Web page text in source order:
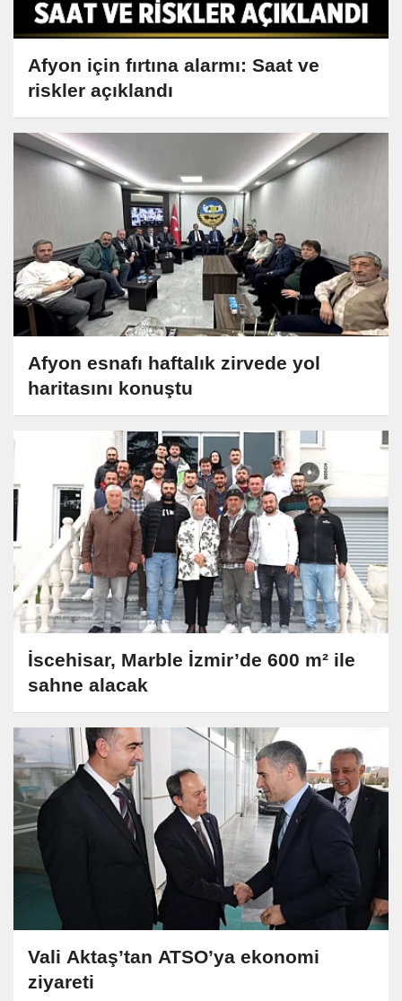
Afyon için fırtına alarmı: Saat ve
riskler açıklandı
Afyon esnafı haftalık zirvede yol
haritasını konuştu
İscehisar, Marble İzmir’de 600 m² ile
sahne alacak
Vali Aktaş’tan ATSO’ya ekonomi
ziyareti